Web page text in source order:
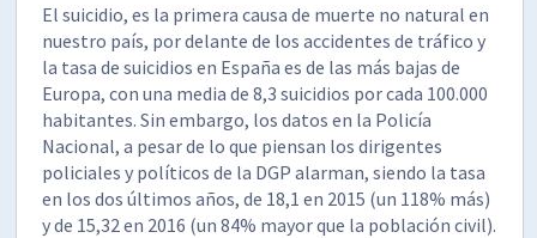
El suicidio, es la primera causa de muerte no natural en
nuestro país, por delante de los accidentes de tráfico y
la tasa de suicidios en España es de las más bajas de
Europa, con una media de 8,3 suicidios por cada 100.000
habitantes. Sin embargo, los datos en la Policía
Nacional, a pesar de lo que piensan los dirigentes
policiales y políticos de la DGP alarman, siendo la tasa
en los dos últimos años, de 18,1 en 2015 (un 118% más)
y de 15,32 en 2016 (un 84% mayor que la población civil).